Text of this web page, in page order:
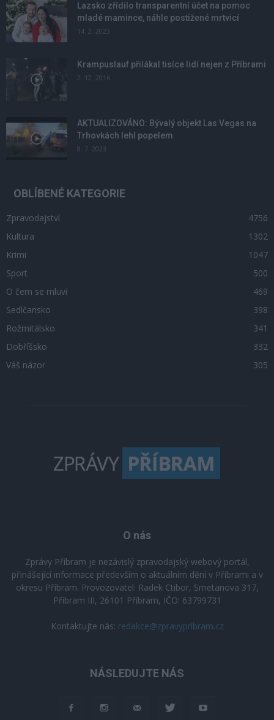
Lazsko zřídilo transparentní účet na pomoc
mladé mamince, náhle postižené mrtvicí
14. 2. 2023
Krampuslauf přilákal tisíce lidí nejen z Příbrami
2. 12. 2016
AKTUALIZOVÁNO: Bývalý objekt Las Vegas na
Trhovkách lehl popelem
8. 7. 2023
OBLÍBENÉ KATEGORIE
Zpravodajství
4756
Kultura
1302
Krimi
1047
Sport
500
O čem se mluví
469
Sedlčansko
398
Rožmitálsko
341
Dobříšsko
332
Váš názor
305
O nás
Zprávy Příbram je nezávislý zpravodajský webový portál,
přinášející informace především o aktuálním dění v Příbrami a v
okresu Příbram. Provozovatel: Radek Ctibor, Smetanova 317,
Příbram III, 26101 Příbram, IČO: 63799731
Kontaktujte nás: redakce@zpravypribram.cz
NÁSLEDUJTE NÁS